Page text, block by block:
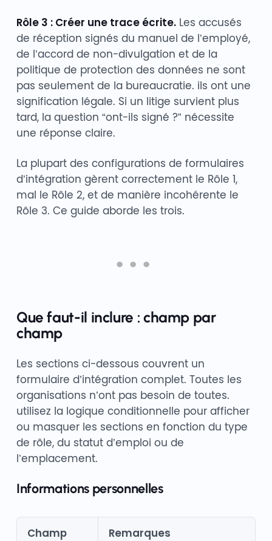
Rôle 3 : Créer une trace écrite.Les accusés
de réception signés du manuel de l’employé,
de l’accord de non-divulgation et de la
politique de protection des données ne sont
pas seulement de la bureaucratie. ils ont une
signification légale. Si un litige survient plus
tard, la question “ont-ils signé ?” nécessite
une réponse claire.
La plupart des configurations de formulaires
d’intégration gèrent correctement le Rôle 1,
mal le Rôle 2, et de manière incohérente le
Rôle 3. Ce guide aborde les trois.
Que faut-il inclure : champ par
champ
Les sections ci-dessous couvrent un
formulaire d’intégration complet. Toutes les
organisations n’ont pas besoin de toutes.
utilisez la logique conditionnelle pour afficher
ou masquer les sections en fonction du type
de rôle, du statut d’emploi ou de
l’emplacement.
Informations personnelles
Champ Remarques